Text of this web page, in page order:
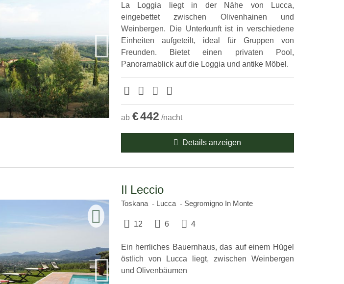
La Loggia liegt in der Nähe von Lucca,
eingebettet zwischen Olivenhainen und
Weinbergen. Die Unterkunft ist in verschiedene
Einheiten aufgeteilt, ideal für Gruppen von
Freunden. Bietet einen privaten Pool,
Panoramablick auf die Loggia und antike Möbel.
ab €442 /nacht
Details anzeigen
Il Leccio
Toskana Lucca Segromigno In Monte
12 6 4
Ein herrliches Bauernhaus, das auf einem Hügel
östlich von Lucca liegt, zwischen Weinbergen
und Olivenbäumen